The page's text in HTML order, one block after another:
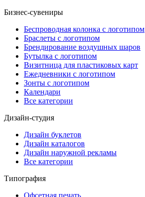
Бизнес-сувениры
Беспроводная колонка с логотипом
Браслеты с логотипом
Брендирование воздушных шаров
Бутылка с логотипом
Визитница для пластиковых карт
Ежедневники с логотипом
Зонты с логотипом
Календари
Все категории
Дизайн-студия
Дизайн буклетов
Дизайн каталогов
Дизайн наружной рекламы
Все категории
Типография
Офсетная печать